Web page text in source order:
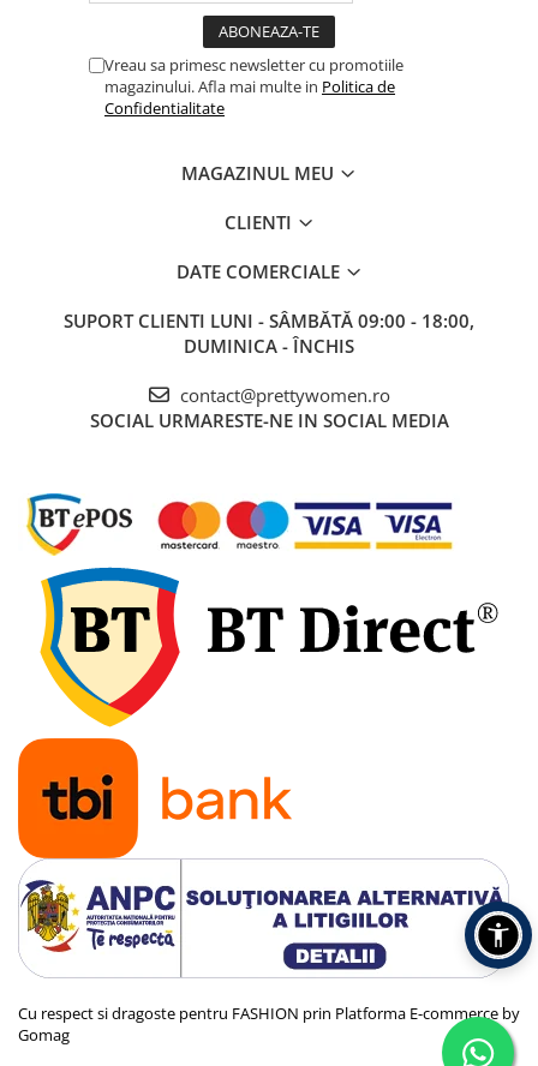
Vreau sa primesc newsletter cu promotiile
magazinului. Afla mai multe in Politica de
Confidentialitate
MAGAZINUL MEU
CLIENTI
DATE COMERCIALE
SUPORT CLIENTI LUNI - SÂMBĂTĂ 09:00 - 18:00,
DUMINICA - ÎNCHIS
contact@prettywomen.ro
SOCIAL URMARESTE-NE IN SOCIAL MEDIA
Cu respect si dragoste pentru FASHION prin Platforma E-commerce by
Gomag